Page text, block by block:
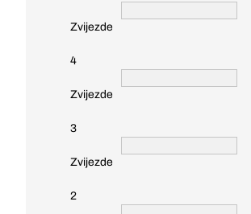
Zvijezde
4
Zvijezde
3
Zvijezde
2